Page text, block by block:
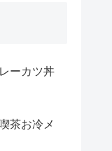
ーカツ丼
茶お冷メ